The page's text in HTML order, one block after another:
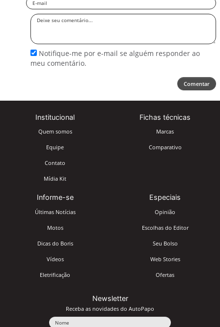
Deixe
Notifique-me por e-mail se alguém responder ao
meu comentário.
Comentar
Institucional
Quem somos
Equipe
Contato
Mídia Kit
Fichas técnicas
Marcas
Comparativo
Informe-se
Últimas Notícias
Motos
Dicas do Boris
Vídeos
Eletrificação
Especiais
Opinião
Escolhas do Editor
Seu Bolso
Web Stories
Ofertas
Newsletter
Receba as novidades do AutoPapo